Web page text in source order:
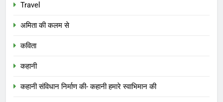
Travel
अमिता की कलम से
कविता
कहानी
कहानी संविधान निर्माण की- कहानी हमारे स्वाभिमान की